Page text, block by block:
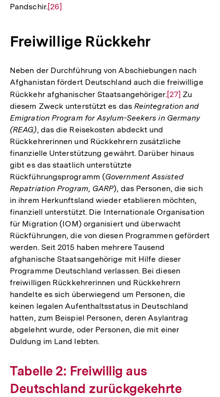
Pandschir.Zur
Fußnote
[26]
Freiwillige Rückkehr
Neben der Durchführung von Abschiebungen nach
Afghanistan fördert Deutschland auch die freiwillige
Rückkehr afghanischer Staatsangehöriger.Zur
Auflösung
der
[27] Zu
diesem Zweck unterstützt es das Reintegration and
Emigration Program for Asylum-Seekers in Germany
(REAG), das die Reisekosten abdeckt und
Rückkehrerinnen und Rückkehrern zusätzliche
finanzielle Unterstützung gewährt. Darüber hinaus
gibt es das staatlich unterstützte
Rückführungsprogramm (Government Assisted
Repatriation Program, GARP), das Personen, die sich
in ihrem Herkunftsland wieder etablieren möchten,
finanziell unterstützt. Die Internationale Organisation
für Migration (IOM) organisiert und überwacht
Rückführungen, die von diesen Programmen gefördert
werden. Seit 2015 haben mehrere Tausend
afghanische Staatsangehörige mit Hilfe dieser
Programme Deutschland verlassen. Bei diesen
freiwilligen Rückkehrerinnen und Rückkehrern
handelte es sich überwiegend um Personen, die
keinen legalen Aufenthaltsstatus in Deutschland
hatten, zum Beispiel Personen, deren Asylantrag
abgelehnt wurde, oder Personen, die mit einer
Duldung im Land lebten.
Tabelle 2: Freiwillig aus
Deutschland zurückgekehrte